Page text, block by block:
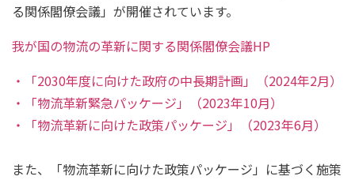
る関係閣僚会議」が開催されています。
我が国の物流の革新に関する関係閣僚会議HP
・「2030年度に向けた政府の中長期計画」（2024年2月）
・「物流革新緊急パッケージ」（2023年10月）
・「物流革新に向けた政策パッケージ」（2023年6月）
また、「物流革新に向けた政策パッケージ」に基づく施策